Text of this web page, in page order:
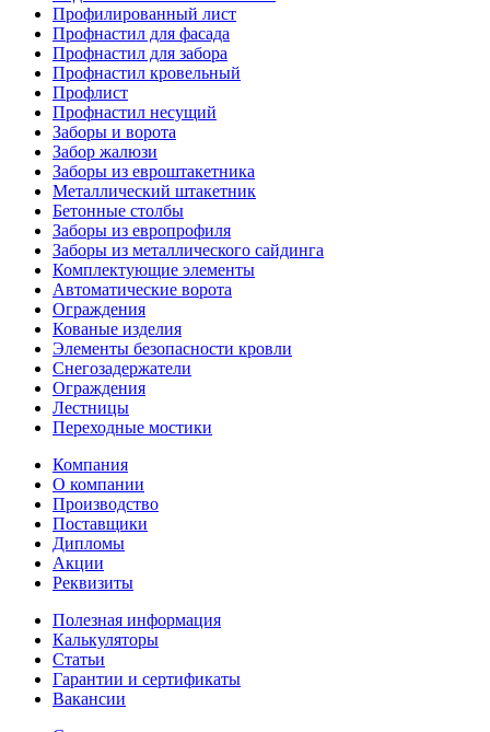
Профилированный лист
Профнастил для фасада
Профнастил для забора
Профнастил кровельный
Профлист
Профнастил несущий
Заборы и ворота
Забор жалюзи
Заборы из евроштакетника
Металлический штакетник
Бетонные столбы
Заборы из европрофиля
Заборы из металлического сайдинга
Комплектующие элементы
Автоматические ворота
Ограждения
Кованые изделия
Элементы безопасности кровли
Снегозадержатели
Ограждения
Лестницы
Переходные мостики
Компания
О компании
Производство
Поставщики
Дипломы
Акции
Реквизиты
Полезная информация
Калькуляторы
Статьи
Гарантии и сертификаты
Вакансии